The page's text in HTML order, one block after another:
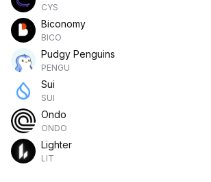
CYS
Biconomy
BICO
Pudgy Penguins
PENGU
Sui
SUI
Ondo
ONDO
Lighter
LIT